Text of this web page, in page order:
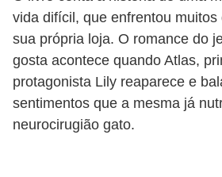
vida difícil, que enfrentou
sua própria loja. O romance do
gosta acontece quando Atlas,
protagonista Lily reaparece e
sentimentos que a mesma já
neurocirugião gato.